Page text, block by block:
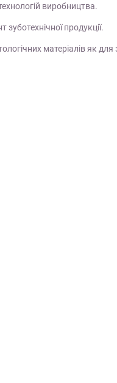
виробництва.
продукції.
матеріалів як для